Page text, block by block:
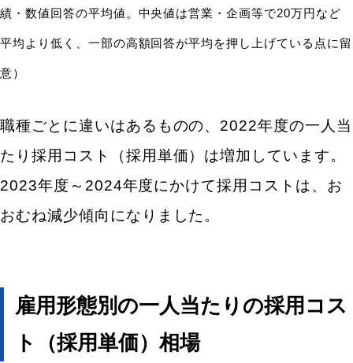
績・数値回答の平均値。中央値は営業・企画等で20万円など
平均より低く、一部の高額回答が平均を押し上げている点に留
意）
職種ごとに違いはあるものの、2022年度の一人当
たり採用コスト（採用単価）は増加しています。
2023年度～2024年度にかけて採用コストは、お
おむね減少傾向になりました。
雇用形態別の一人当たりの採用コス
ト（採用単価）相場